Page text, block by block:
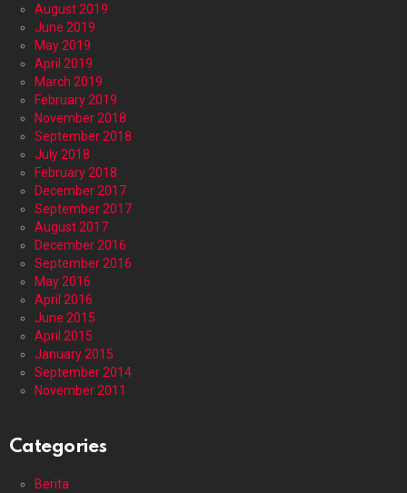
August 2019
June 2019
May 2019
April 2019
March 2019
February 2019
November 2018
September 2018
July 2018
February 2018
December 2017
September 2017
August 2017
December 2016
September 2016
May 2016
April 2016
June 2015
April 2015
January 2015
September 2014
November 2011
Categories
Berita